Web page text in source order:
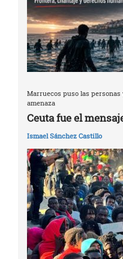
Marruecos puso las
amenaza
Ceuta fue el
Ismael Sánchez Castillo